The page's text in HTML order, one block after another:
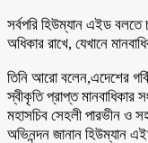
সর্বপরি হিউম্যান এইড বলতে
অধিকার রাখে, যেখানে
তিনি আরো বলেন,এদেশের
স্বীকৃতি প্রাপ্ত মানবাধিকার
মহাসচিব সেহলী পারভীন ও
অভিনন্দন জানান হিউম্যান